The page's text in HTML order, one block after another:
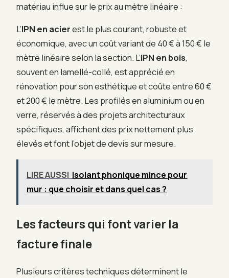
matériau influe sur le prix au mètre linéaire :
L’IPN en acierest le plus courant, robuste et
économique, avec un coût variant de 40 € à 150 € le
mètre linéaire selon la section. L’IPN en bois,
souvent en lamellé-collé, est apprécié en
rénovation pour son esthétique et coûte entre 60 €
et 200 € le mètre. Les profilés en aluminium ou en
verre, réservés à des projets architecturaux
spécifiques, affichent des prix nettement plus
élevés et font l’objet de devis sur mesure.
LIRE AUSSI Isolant phonique mince pour
mur : que choisir et dans quel cas ?
Les facteurs qui font varier la
facture finale
Plusieurs critères techniques déterminent le